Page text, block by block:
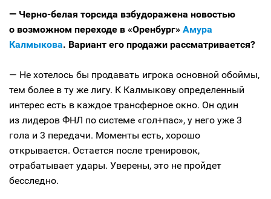
— Черно-белая торсида взбудоражена новостью
о возможном переходе в «Оренбург» Амура
Калмыкова. Вариант его продажи рассматривается?
— Не хотелось бы продавать игрока основной обоймы,
тем более в ту же лигу. К Калмыкову определенный
интерес есть в каждое трансферное окно. Он один
из лидеров ФНЛ по системе «гол+пас», у него уже 3
гола и 3 передачи. Моменты есть, хорошо
открывается. Остается после тренировок,
отрабатывает удары. Уверены, это не пройдет
бесследно.